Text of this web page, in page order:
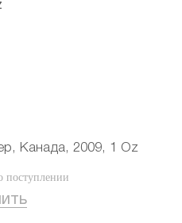
Канада, 2009, 1 Oz
поступлении